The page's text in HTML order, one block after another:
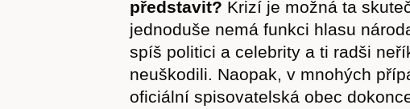
představit? Krizí je možná ta
jednoduše nemá funkci hlasu
spíš politici a celebrity a ti radši
neuškodili. Naopak, v mnohých
oficiální spisovatelská obec